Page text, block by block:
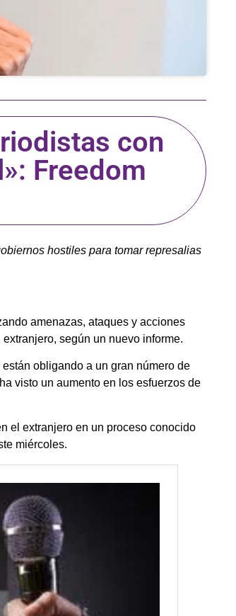
con
Freedom
hostiles para tomar represalias
amenazas, ataques y acciones
según un nuevo informe.
obligando a un gran número de
visto un aumento en los esfuerzos de
el extranjero en un proceso conocido
miércoles.